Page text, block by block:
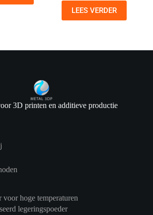
LEES VERDER
3D printen en additieve productie
voor hoge temperaturen
legeringspoeder